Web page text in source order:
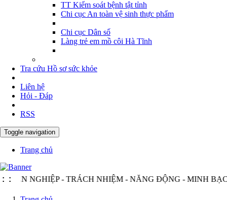
TT Kiểm soát bệnh tật tỉnh
Chi cục An toàn vệ sinh thực phẩm
Chi cục Dân số
Làng trẻ em mồ côi Hà Tĩnh
Tra cứu Hồ sơ sức khỏe
Liên hệ
Hỏi - Đáp
RSS
Toggle navigation
Trang chủ
: :
NGHIỆP - TRÁCH NHIỆM - NĂNG ĐỘNG - MINH BẠCH -